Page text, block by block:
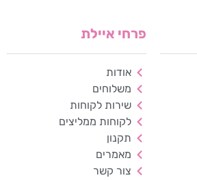
פרחי איילת
אודות
משלוחים
שירות לקוחות
לקוחות ממליצים
תקנון
מאמרים
צור קשר